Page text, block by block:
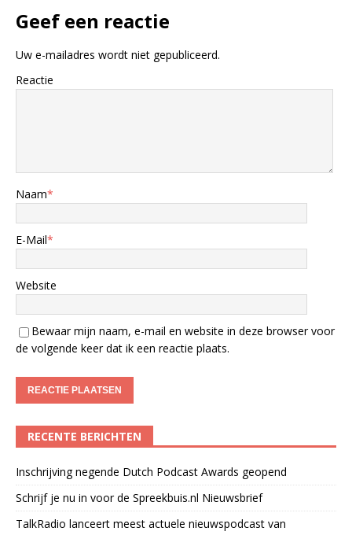
Geef een reactie
Uw e-mailadres wordt niet gepubliceerd.
Reactie
Naam*
E-Mail*
Website
Bewaar mijn naam, e-mail en website in deze browser voor
de volgende keer dat ik een reactie plaats.
RECENTE BERICHTEN
Inschrijving negende Dutch Podcast Awards geopend
Schrijf je nu in voor de Spreekbuis.nl Nieuwsbrief
TalkRadio lanceert meest actuele nieuwspodcast van